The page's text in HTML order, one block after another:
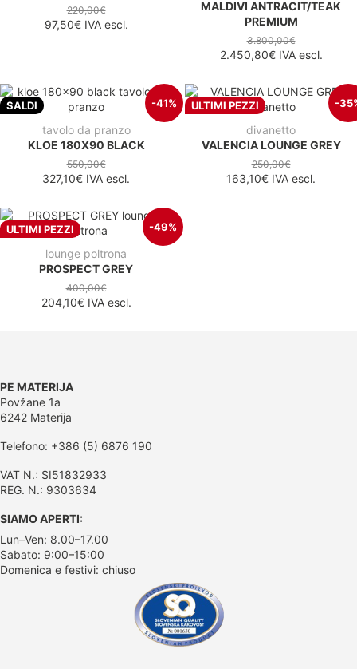
220,00€
97,50€IVA escl.
MALDIVI ANTRACIT/TEAK
PREMIUM
3.800,00€
2.450,80€IVA escl.
SALDI -41%
tavolo da pranzo
KLOE 180X90 BLACK
550,00€
327,10€ IVA escl.
ULTIMI PEZZI -
divanetto
VALENCIA LOUNGE GREY
250,00€
163,10€ IVA escl.
ULTIMI PEZZI -49%
lounge poltrona
PROSPECT GREY
400,00€
204,10€IVA escl.
PE MATERIJA
Povžane 1a
6242 Materija
Telefono: +386 (5) 6876 190
VAT N.: SI51832933
REG. N.: 9303634
SIAMO APERTI:
Lun–Ven: 8.00–17.00
Sabato: 9:00–15:00
Domenica e festivi: chiuso